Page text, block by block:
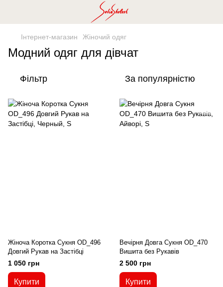
Інтернет-магазин Жіночий одяг
Модний одяг для дівчат
Фільтр За популярністю
Жіноча Коротка Cукня OD_496
Довгий Рукав на Застібці
1 050 грн
Купити
Вечірня Довга Сукня OD_470
Вишита без Рукавів
2 500 грн
Купити